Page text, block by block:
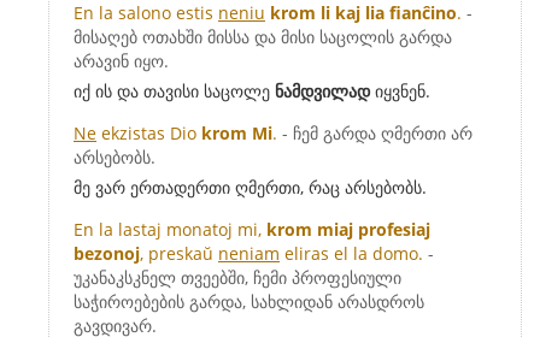
En la salono estis neniu krom li kaj lia fianĉino. -
მისაღებ ოთახში მისსა და მისი საცოლის გარდა
არავინ იყო.
იქ ის და თავისი საცოლე ნამდვილადიყვნენ.
Ne ekzistas Dio krom Mi. - ჩემ გარდა ღმერთი არ
არსებობს.
მე ვარ ერთადერთი ღმერთი, რაც არსებობს.
En la lastaj monatoj mi, krom miaj profesiaj
bezonoj, preskaŭ neniam eliras el la domo. -
უკანაკსკნელ თვეებში, ჩემი პროფესიული
საჭიროებების გარდა, სახლიდან არასდროს
გავდივარ.